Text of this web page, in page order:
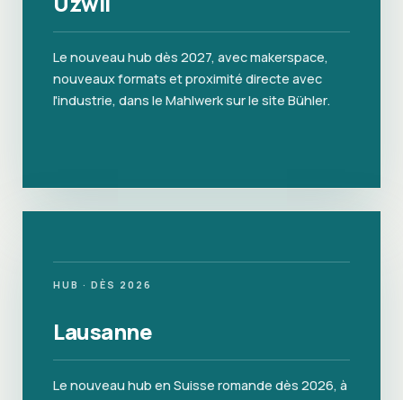
Le nouveau hub dès 2027, avec makerspace,
nouveaux formats et proximité directe avec
l'industrie, dans le Mahlwerk sur le site Bühler.
HUB · DÈS 2026
Lausanne
Le nouveau hub en Suisse romande dès 2026, à